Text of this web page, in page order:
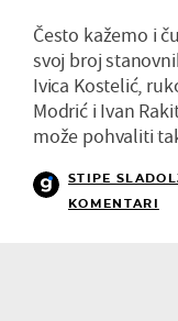
Često kažemo i
svoj broj
Ivica Kostelić,
Modrić i Ivan
može pohvaliti
STIPE
KOMENTARI